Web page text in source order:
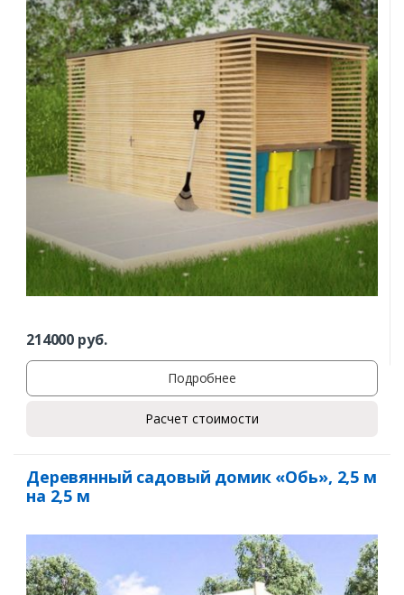
214000 руб.
Подробнее
Расчет стоимости
Деревянный садовый домик «Обь», 2,5 м
на 2,5 м